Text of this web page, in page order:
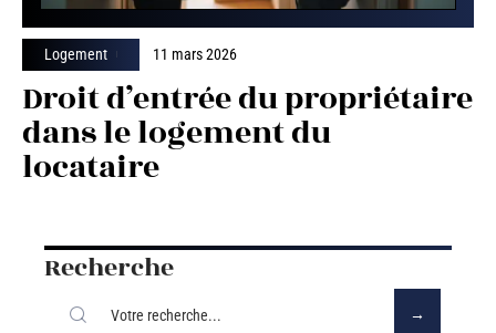
Logement 11 mars 2026
Droit d’entrée du propriétaire
dans le logement du
locataire
Recherche